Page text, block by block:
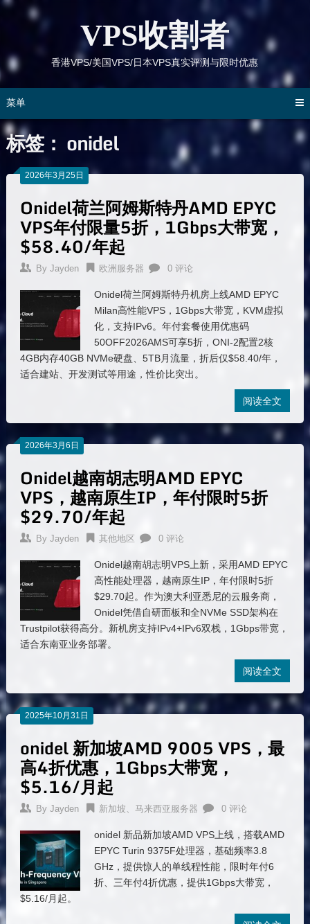
跳
容
VPS收割者
香港VPS/美国VPS/日本VPS真实评测与限时优惠
菜单
标签： onidel
2026年3月25日
Onidel荷兰阿姆斯特丹AMD EPYC
VPS年付限量5折，1Gbps大带宽，
$58.40/年起
By Jayden 欧洲服务器 0 评论
Onidel荷兰阿姆斯特丹机房上线AMD EPYC
Milan高性能VPS，1Gbps大带宽，KVM虚拟
化，支持IPv6。年付套餐使用优惠码
50OFF2026AMS可享5折，ONI-2配置2核
4GB内存40GB NVMe硬盘、5TB月流量，折后仅$58.40/年，
适合建站、开发测试等用途，性价比突出。
阅读全文
2026年3月6日
Onidel越南胡志明AMD EPYC
VPS，越南原生IP，年付限时5折
$29.70/年起
By Jayden 其他地区 0 评论
Onidel越南胡志明VPS上新，采用AMD EPYC
高性能处理器，越南原生IP，年付限时5折
$29.70起。作为澳大利亚悉尼的云服务商，
Onidel凭借自研面板和全NVMe SSD架构在
Trustpilot获得高分。新机房支持IPv4+IPv6双栈，1Gbps带宽，
适合东南亚业务部署。
阅读全文
2025年10月31日
onidel 新加坡AMD 9005 VPS，最
高4折优惠，1Gbps大带宽，
$5.16/月起
By Jayden 新加坡、马来西亚服务器 0 评论
onidel 新品新加坡AMD VPS上线，搭载AMD
EPYC Turin 9375F处理器，基础频率3.8
GHz，提供惊人的单线程性能，限时年付6
折、三年付4折优惠，提供1Gbps大带宽，
$5.16/月起。